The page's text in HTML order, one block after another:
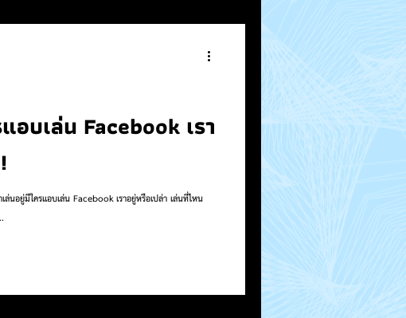
อบเล่น Facebook เรา
ล่นอยู่มีใครแอบเล่น Facebook เราอยู่หรือเปล่า เล่นที่ไหน